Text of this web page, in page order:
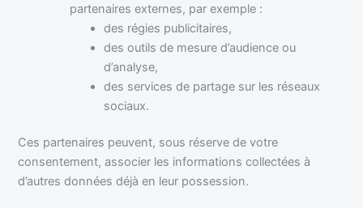
partenaires externes, par exemple :
des régies publicitaires,
des outils de mesure d’audience ou
d’analyse,
des services de partage sur les réseaux
sociaux.
Ces partenaires peuvent, sous réserve de votre
consentement, associer les informations collectées à
d’autres données déjà en leur possession.